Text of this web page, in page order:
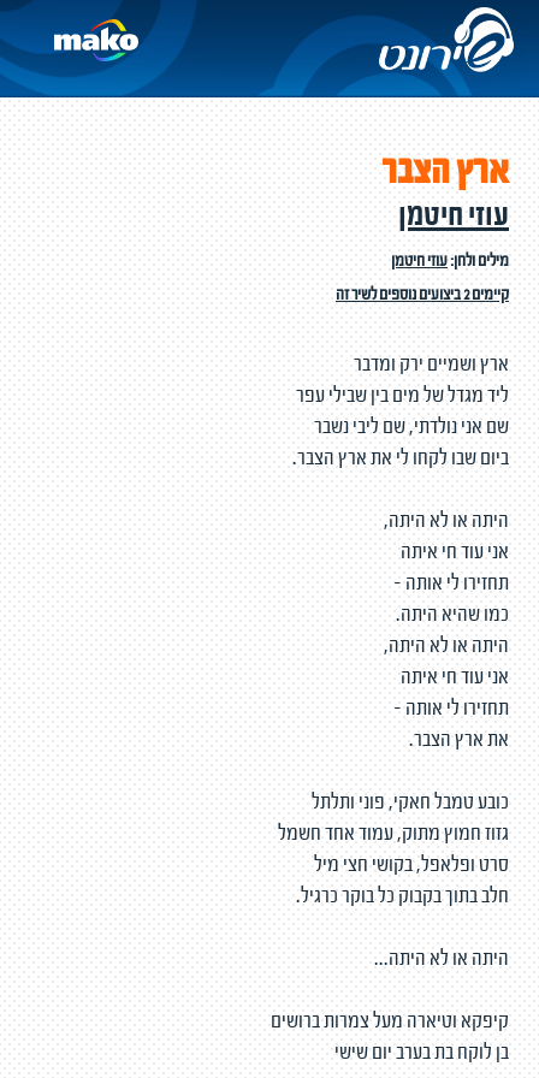
ארץ הצבר
עוזי חיטמן
מילים ולחן:עוזי חיטמן
קיימים 2 ביצועים נוספים לשיר זה
ארץ ושמיים ירק ומדבר
ליד מגדל של מים בין שבילי עפר
שם אני נולדתי, שם ליבי נשבר
ביום שבו לקחו לי את ארץ הצבר.
היתה או לא היתה,
אני עוד חי איתה
תחזירו לי אותה -
כמו שהיא היתה.
היתה או לא היתה,
אני עוד חי איתה
תחזירו לי אותה -
את ארץ הצבר.
כובע טמבל חאקי, פוני ותלתל
גזוז חמוץ מתוק, עמוד אחד חשמל
סרט ופלאפל, בקושי חצי מיל
חלב בתוך בקבוק כל בוקר כרגיל.
היתה או לא היתה...
קיפקא וטיארה מעל צמרות ברושים
בן לוקח בת בערב יום שישי